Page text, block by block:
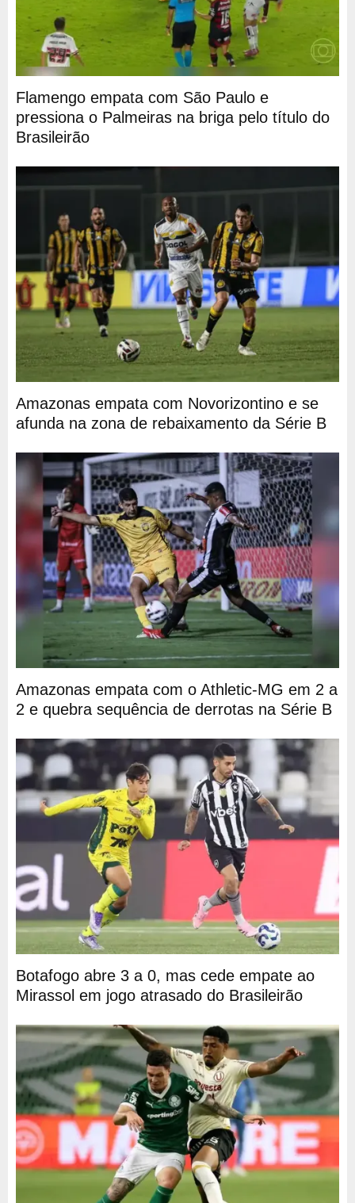
Flamengo empata com São Paulo e
pressiona o Palmeiras na briga pelo título do
Brasileirão
Amazonas empata com Novorizontino e se
afunda na zona de rebaixamento da Série B
Amazonas empata com o Athletic-MG em 2 a
2 e quebra sequência de derrotas na Série B
Botafogo abre 3 a 0, mas cede empate ao
Mirassol em jogo atrasado do Brasileirão